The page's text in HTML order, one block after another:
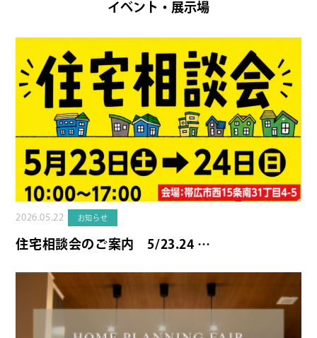
イベント・展示場
2026.05.22 お知らせ
住宅相談会のご案内 5/23.24 …